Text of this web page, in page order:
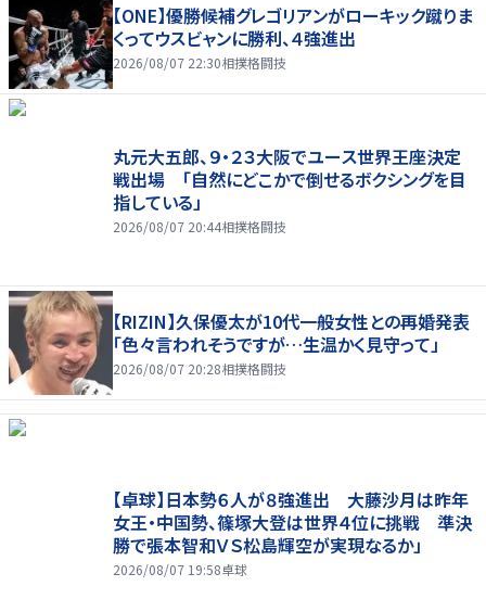
【ONE】優勝候補グレゴリアンがローキック蹴りま
くってウスビャンに勝利、４強進出
2026/08/07 22:30相撲格闘技
丸元大五郎、９・２３大阪でユース世界王座決定
戦出場 「自然にどこかで倒せるボクシングを目
指している」
2026/08/07 20:44相撲格闘技
【RIZIN】久保優太が10代一般女性との再婚発表
「色々言われそうですが…生温かく見守って」
2026/08/07 20:28相撲格闘技
【卓球】日本勢６人が８強進出 大藤沙月は昨年
女王・中国勢、篠塚大登は世界４位に挑戦 準決
勝で張本智和ＶＳ松島輝空が実現なるか」
2026/08/07 19:58卓球